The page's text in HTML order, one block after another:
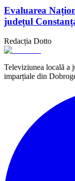
Evaluarea
județul
Redacția Dotto
Televiziunea locală a
imparțiale din